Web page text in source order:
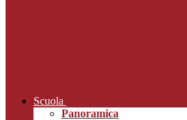
Scuola
Panoramica